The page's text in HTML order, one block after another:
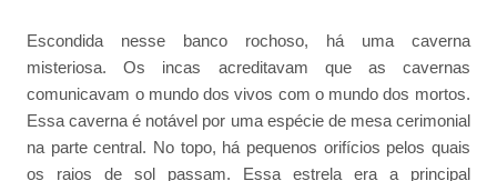
Escondida nesse banco rochoso, há uma caverna
misteriosa. Os incas acreditavam que as cavernas
comunicavam o mundo dos vivos com o mundo dos mortos.
Essa caverna é notável por uma espécie de mesa cerimonial
na parte central. No topo, há pequenos orifícios pelos quais
os raios de sol passam. Essa estrela era a principal